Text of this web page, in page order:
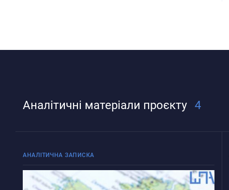
Аналітичні матеріали проєкту 4
АНАЛІТИЧНА ЗАПИСКА